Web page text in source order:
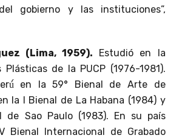
gobierno y las instituciones”,
(Lima, 1959). Estudió en la
de la PUCP (1976-1981).
en la 59° Bienal de Arte de
la I Bienal de La Habana (1984) y
de Sao Paulo (1983). En su país
Bienal Internacional de Grabado